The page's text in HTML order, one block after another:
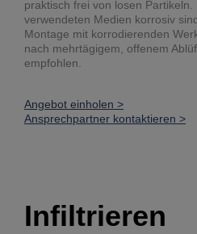
praktisch frei von losen Partikeln.
verwendeten Medien korrosiv
Montage mit korrodierenden
nach mehrtägigem, offenem
empfohlen.
Angebot einholen >
Ansprechpartner kontaktieren >
Infiltrieren